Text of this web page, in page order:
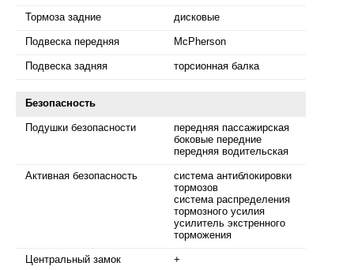
Тормоза задние дисковые
Подвеска передняя McPherson
Подвеска задняя торсионная балка
Безопасность
Подушки безопасности
передняя пассажирская
боковые передние
передняя водительская
Активная безопасность
система антиблокировки
тормозов
система распределения
тормозного усилия
усилитель экстренного
торможения
Центральный замок +